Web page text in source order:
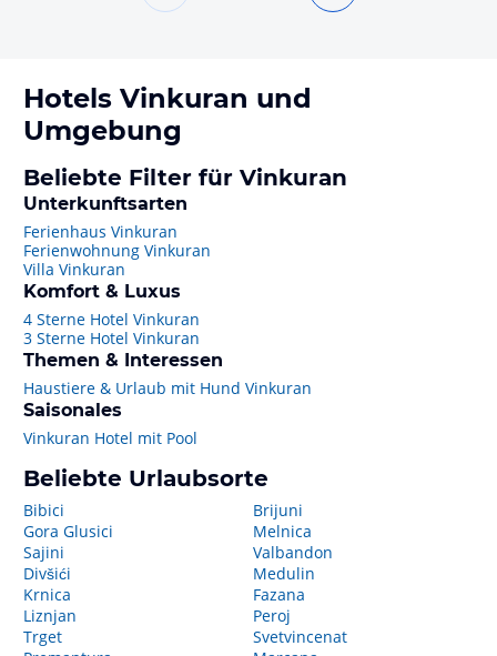
Hotels Vinkuran und
Umgebung
Beliebte Filter für Vinkuran
Unterkunftsarten
Ferienhaus Vinkuran
Ferienwohnung Vinkuran
Villa Vinkuran
Komfort & Luxus
4 Sterne Hotel Vinkuran
3 Sterne Hotel Vinkuran
Themen & Interessen
Haustiere & Urlaub mit Hund Vinkuran
Saisonales
Vinkuran Hotel mit Pool
Beliebte Urlaubsorte
Bibici
Gora Glusici
Sajini
Divšići
Krnica
Liznjan
Trget
Brijuni
Melnica
Valbandon
Medulin
Fazana
Peroj
Svetvincenat